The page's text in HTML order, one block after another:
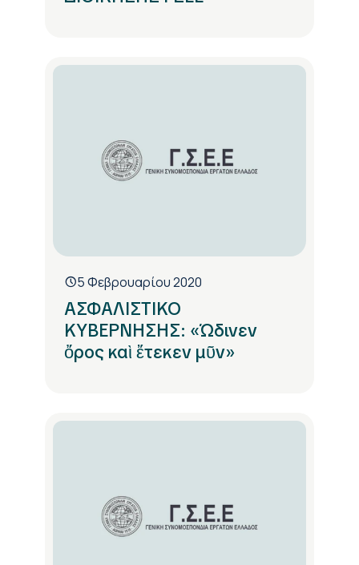
5 Φεβρουαρίου 2020
ΑΣΦΑΛΙΣΤΙΚΟ
ΚΥΒΕΡΝΗΣΗΣ: «Ώδινεν
ὄρος καὶ ἔτεκεν μῦν»